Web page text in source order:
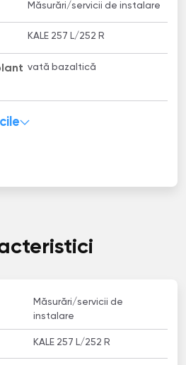
Măsurări/servicii de instalare
KALE 257 L/252 R
vată bazaltică
Măsurări/servicii de
instalare
KALE 257 L/252 R